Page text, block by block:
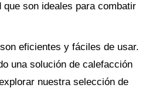
son ideales para combatir
eficientes y fáciles de usar.
una solución de calefacción
nuestra selección de